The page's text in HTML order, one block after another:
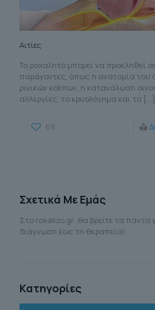
Αιτίες
Το ροχαλητό μπορεί να προκληθεί
παράγοντες, όπως η ανατομία του
ρινικών κόλπων, η κατανάλωση
αλλεργίες, το κρυολόγημα και το […]
69
Σχετικά Με Εμάς
Στο roxalizo.gr θα βρείτε τα πάντα
διάγνωση έως τη θεραπεία!
Κατηγορίες